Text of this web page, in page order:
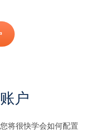
户
将很快学会如何配置